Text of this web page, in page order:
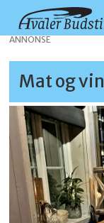
ANNONSE
Mat og vin